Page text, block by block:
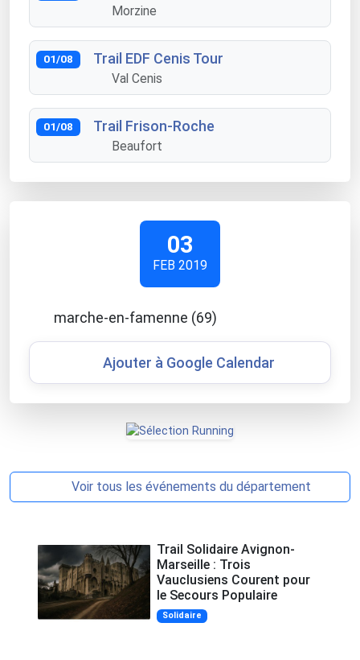
Morzine
01/08 Trail EDF Cenis Tour
Val Cenis
01/08 Trail Frison-Roche
Beaufort
03
FEB 2019
marche-en-famenne (69)
Ajouter à Google Calendar
Voir tous les événements du département
Trail Solidaire Avignon-
Marseille : Trois
Vauclusiens Courent pour
le Secours Populaire
Solidaire